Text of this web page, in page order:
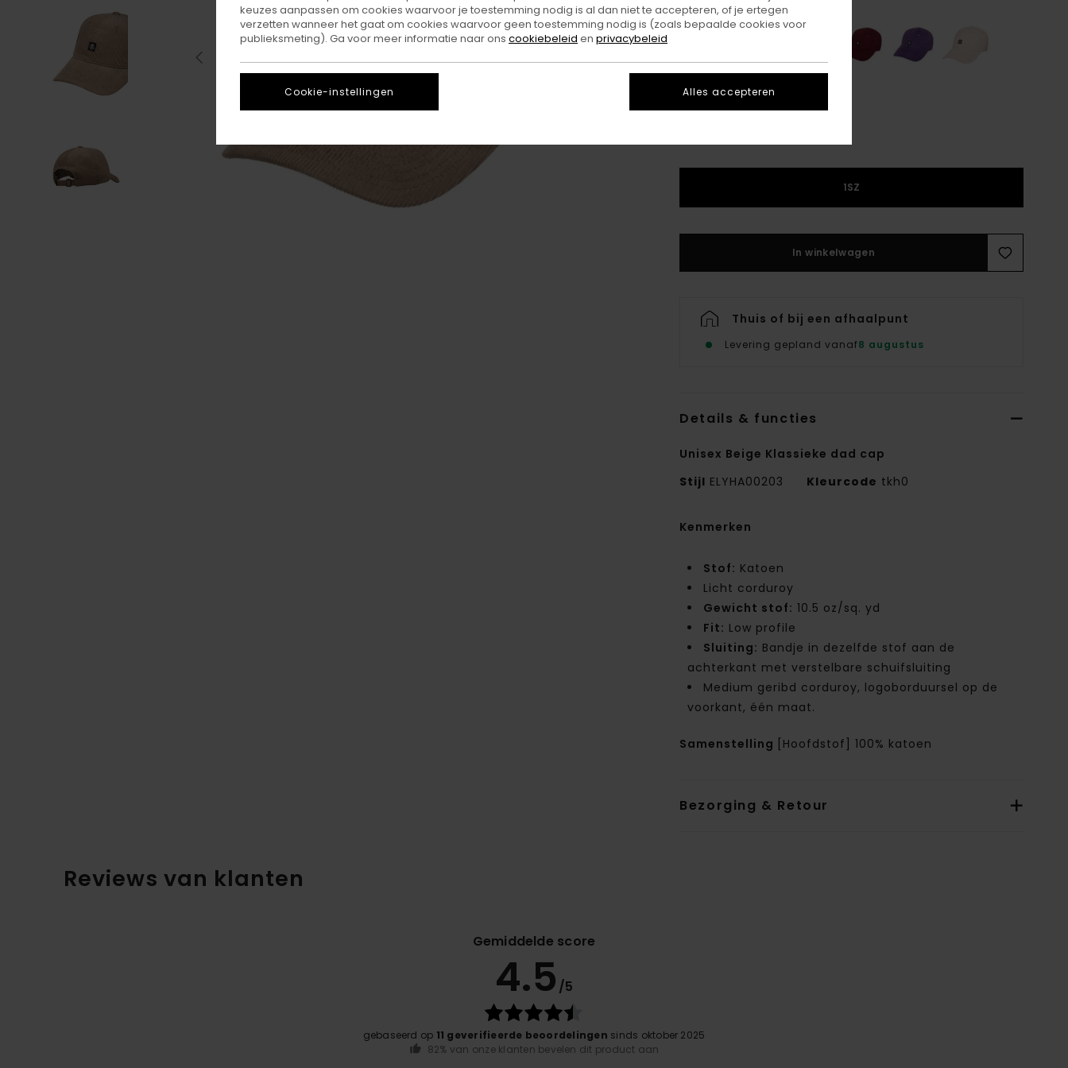
1SZ
In winkelwagen
Thuis of bij een afhaalpunt
Levering gepland vanaf8 augustus
Details & functies
Unisex Beige Klassieke dad cap
Stijl ELYHA00203 Kleurcode tkh0
Kenmerken
Stof: Katoen
Licht corduroy
Gewicht stof: 10.5 oz/sq. yd
Fit: Low profile
Sluiting: Bandje in dezelfde stof aan de
achterkant met verstelbare schuifsluiting
Medium geribd corduroy, logoborduursel op de
voorkant, één maat.
Samenstelling [Hoofdstof] 100% katoen
Bezorging & Retour
Reviews van klanten
Gemiddelde score
4.5 /5
gebaseerd op 11 geverifieerde beoordelingen sinds oktober 2025
82% van onze klanten bevelen dit product aan
keuzes aanpassen om cookies waarvoor je toestemming nodig is al dan niet te accepteren, of je ertegen
verzetten wanneer het gaat om cookies waarvoor geen toestemming nodig is (zoals bepaalde cookies voor
publieksmeting). Ga voor meer informatie naar ons cookiebeleid en privacybeleid
Cookie-instellingen Alles accepteren